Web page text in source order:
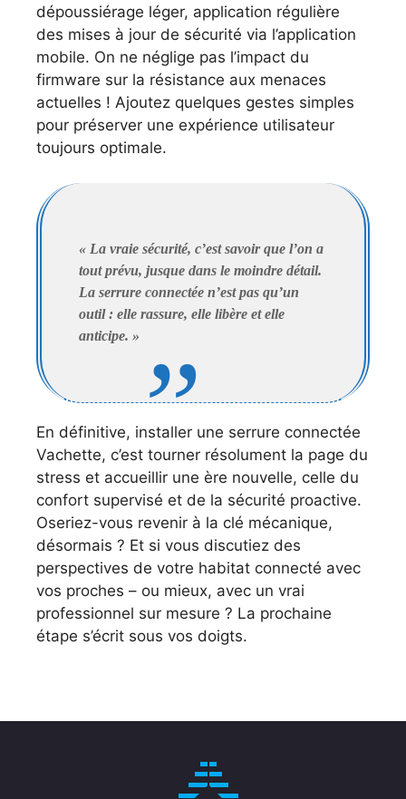
dépoussiérage léger, application régulière
des mises à jour de sécurité via l’application
mobile. On ne néglige pas l’impact du
firmware sur la résistance aux menaces
actuelles ! Ajoutez quelques gestes simples
pour préserver une expérience utilisateur
toujours optimale.
« La vraie sécurité, c’est savoir que l’on a
tout prévu, jusque dans le moindre détail.
La serrure connectée n’est pas qu’un
outil : elle rassure, elle libère et elle
anticipe. »
En définitive, installer une serrure connectée
Vachette, c’est tourner résolument la page du
stress et accueillir une ère nouvelle, celle du
confort supervisé et de la sécurité proactive.
Oseriez-vous revenir à la clé mécanique,
désormais ? Et si vous discutiez des
perspectives de votre habitat connecté avec
vos proches – ou mieux, avec un vrai
professionnel sur mesure ? La prochaine
étape s’écrit sous vos doigts.